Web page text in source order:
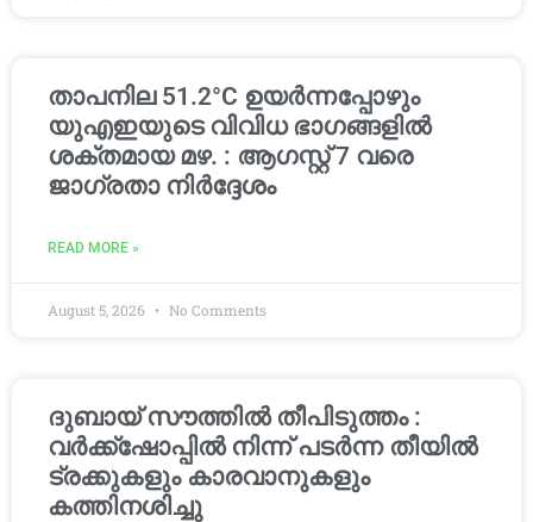
താപനില 51.2°C ഉയർന്നപ്പോഴും
യുഎഇയുടെ വിവിധ ഭാഗങ്ങളിൽ
ശക്തമായ മഴ. : ആഗസ്റ്റ് 7 വരെ
ജാഗ്രതാ നിർദ്ദേശം
READ MORE »
August 5, 2026 No Comments
ദുബായ് സൗത്തിൽ തീപിടുത്തം :
വർക്ക്‌ഷോപ്പിൽ നിന്ന് പടർന്ന തീയിൽ
ട്രക്കുകളും കാരവാനുകളും
കത്തിനശിച്ചു